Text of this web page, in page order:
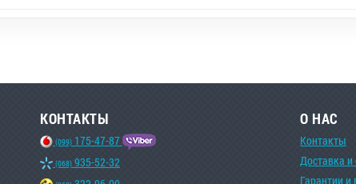
КОНТАКТЫ
(099) 175-47-87
(068) 935-52-32
О НАС
Контакты
Доставка и
Гарантии и